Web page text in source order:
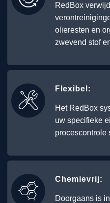
RedBox
olieresten en
zwevend stof
Flexibel:
Het RedBox
uw specifieke
procescontrole
Chemievrij:
Doorgaans is